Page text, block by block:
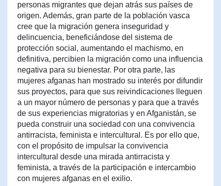
personas migrantes que dejan atrás sus países de
origen. Además, gran parte de la población vasca
cree que la migración genera inseguridad y
delincuencia, beneficiándose del sistema de
protección social, aumentando el machismo, en
definitiva, percibien la migración como una influencia
negativa para su bienestar. Por otra parte, las
mujeres afganas han mostrado su interés por difundir
sus proyectos, para que sus reivindicaciones lleguen
a un mayor número de personas y para que a través
de sus experiencias migratorias y en Afganistán, se
pueda construir una sociedad con una convivencia
antirracista, feminista e intercultural. Es por ello que,
con el propósito de impulsar la convivencia
intercultural desde una mirada antirracista y
feminista, a través de la participación e intercambio
con mujeres afganas en el exilio.